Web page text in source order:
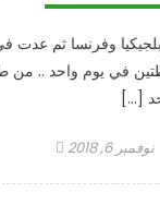
وفرنسا ثم
في يوم واحد ..
[…]
Postedنوفمبر 6, 2018